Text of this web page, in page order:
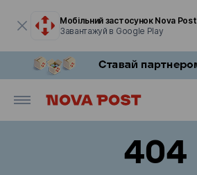
Мобільний застосунок Nova Post
Завантажуй в Google Play
404